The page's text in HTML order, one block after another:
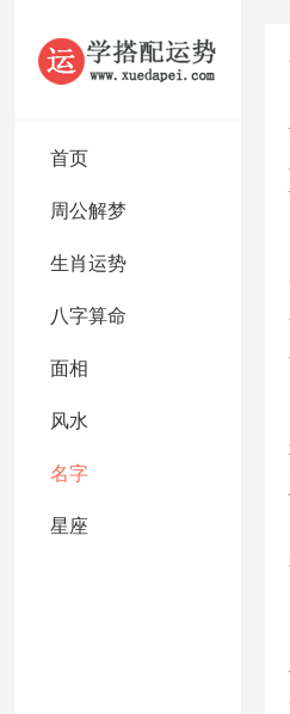
首页
周公解梦
生肖运势
八字算命
面相
风水
名字
星座